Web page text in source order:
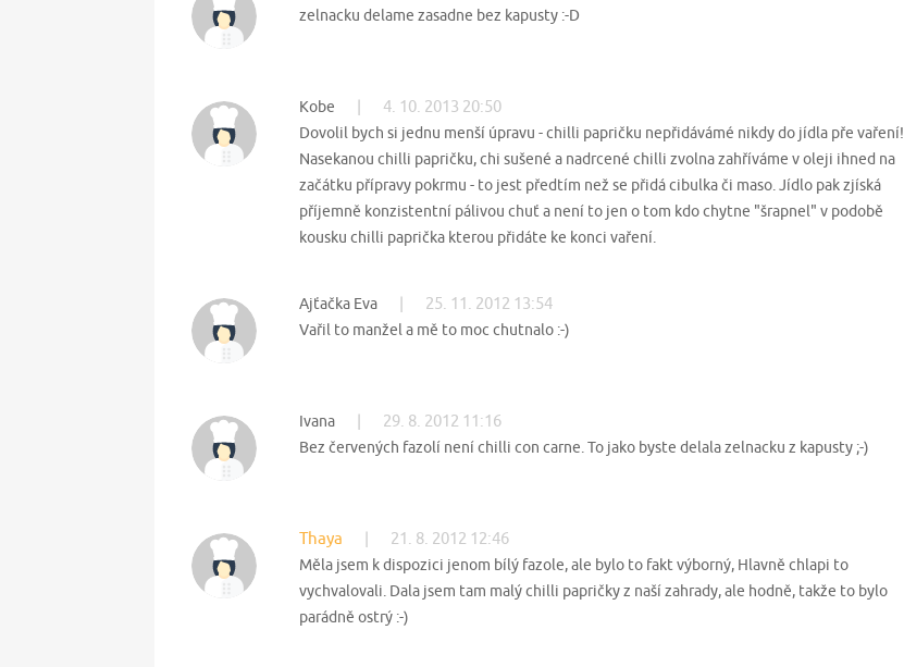
zelnacku delame zasadne bez kapusty :-D
Kobe 4. 10. 2013 20:50
Dovolil bych si jednu menší úpravu - chilli papričku nepřidávámé nikdy do jídla pře vaření!
Nasekanou chilli papričku, chi sušené a nadrcené chilli zvolna zahříváme v oleji ihned na
začátku přípravy pokrmu - to jest předtím než se přidá cibulka či maso. Jídlo pak zjíská
příjemně konzistentní pálivou chuť a není to jen o tom kdo chytne "šrapnel" v podobě
kousku chilli paprička kterou přidáte ke konci vaření.
Ajťačka Eva 25. 11. 2012 13:54
Vařil to manžel a mě to moc chutnalo :-)
Ivana 29. 8. 2012 11:16
Bez červených fazolí není chilli con carne. To jako byste delala zelnacku z kapusty ;-)
Thaya 21. 8. 2012 12:46
Měla jsem k dispozici jenom bílý fazole, ale bylo to fakt výborný, Hlavně chlapi to
vychvalovali. Dala jsem tam malý chilli papričky z naší zahrady, ale hodně, takže to bylo
parádně ostrý :-)